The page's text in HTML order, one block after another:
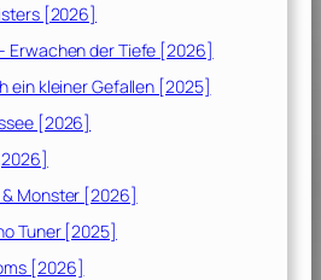
[2026]
Erwachen der Tiefe [2026]
ein kleiner Gefallen [2025]
[2026]
& Monster [2026]
Tuner [2025]
[2026]